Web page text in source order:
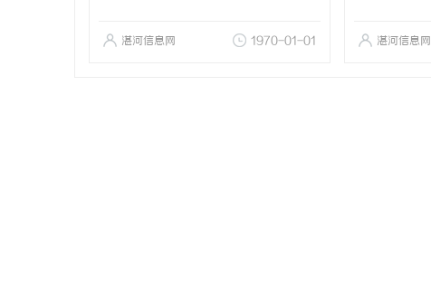
湛河信息网 1970-01-01 湛河信息网